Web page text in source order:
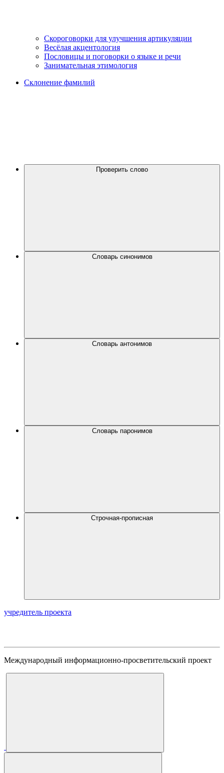
Скороговорки для улучшения артикуляции
Весёлая акцентология
Пословицы и поговорки о языке и речи
Занимательная этимология
Склонение фамилий
Проверить слово
Словарь синонимов
Словарь антонимов
Словарь паронимов
Строчная-прописная
учредитель проекта
Международный информационно-просветительский проект